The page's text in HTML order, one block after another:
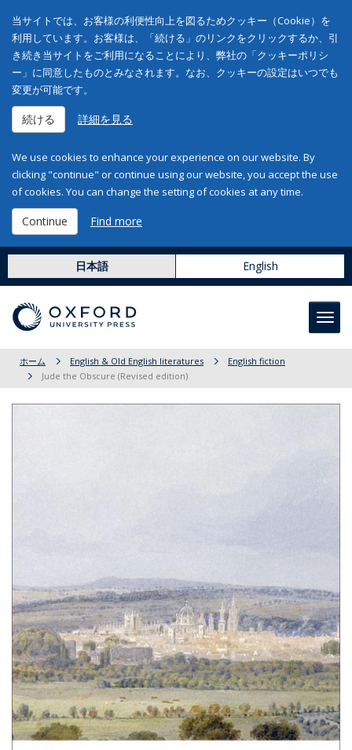
当サイトでは、お客様の利便性向上を図るためクッキー（Cookie）を
利用しています。お客様は、「続ける」のリンクをクリックするか、引
き続き当サイトをご利用になることにより、弊社の「クッキーポリシ
ー」に同意したものとみなされます。なお、クッキーの設定はいつでも
変更が可能です。
続ける 詳細を見る
We use cookies to enhance your experience on our website. By
clicking "continue" or continue using our website, you accept the use
of cookies. You can change the setting of cookies at any time.
Continue Find more
日本語 English
ホーム English & Old English literatures
English fiction
Jude the Obscure (Revised edition)